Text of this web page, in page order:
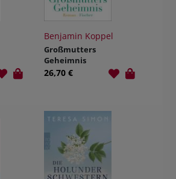
Benjamin Koppel
Großmutters
Geheimnis
26,70 €